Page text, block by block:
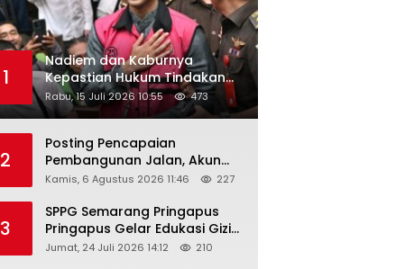
1
Nadiem dan Kaburnya
Kepastian Hukum Tindakan
Pejabat Publik
Rabu, 15 Juli 2026 10:55 473
2
Posting Pencapaian
Pembangunan Jalan, Akun
Facebook Pemerintah
“Dirujak” Warganet
Kamis, 6 Agustus 2026 11:46 227
3
SPPG Semarang Pringapus
Pringapus Gelar Edukasi Gizi
di PAUD Bina Balita Peringati
Jumat, 24 Juli 2026 14:12 210